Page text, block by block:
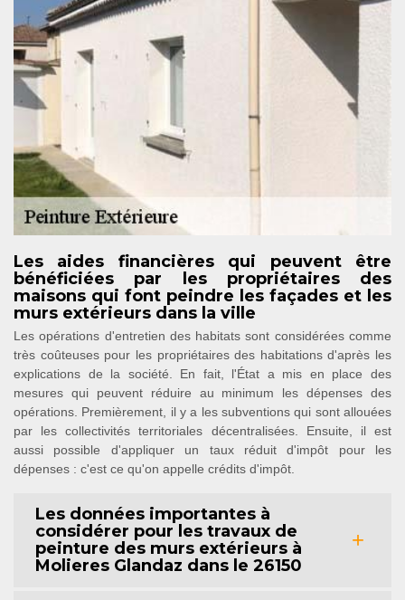
Les aides financières qui peuvent être
bénéficiées par les propriétaires des
maisons qui font peindre les façades et les
murs extérieurs dans la ville
Les opérations d'entretien des habitats sont considérées comme
très coûteuses pour les propriétaires des habitations d'après les
explications de la société. En fait, l'État a mis en place des
mesures qui peuvent réduire au minimum les dépenses des
opérations. Premièrement, il y a les subventions qui sont allouées
par les collectivités territoriales décentralisées. Ensuite, il est
aussi possible d'appliquer un taux réduit d'impôt pour les
dépenses : c'est ce qu'on appelle crédits d'impôt.
Les données importantes à
considérer pour les travaux de
peinture des murs extérieurs à
Molieres Glandaz dans le 26150